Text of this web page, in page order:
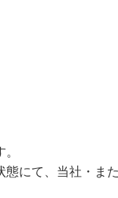
にて、当社・ま